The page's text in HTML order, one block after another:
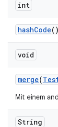
int
hashCode()
void
merge(
Mit einem
String